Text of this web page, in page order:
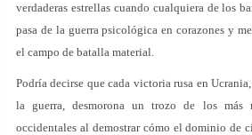
verdaderas estrellas cuando cualquiera de los
pasa de la guerra psicológica en corazones y
el campo de batalla material.
Podría decirse que cada victoria rusa en
la guerra, desmorona un trozo de los más
occidentales al demostrar cómo el dominio de